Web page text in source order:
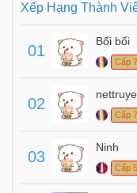
Xếp Hạng Thành
01
Bối bối
Cấp 7
02
Cấp 7
03
Ninh
Cấp 5